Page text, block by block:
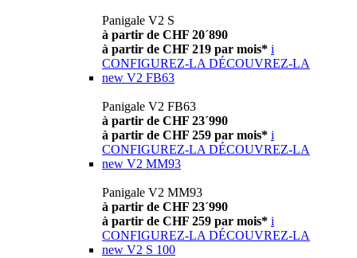
Panigale V2 S
à partir de CHF 20´890
à partir de CHF 219 par mois* i
CONFIGUREZ-LA DÉCOUVREZ-LA
new V2 FB63
Panigale V2 FB63
à partir de CHF 23´990
à partir de CHF 259 par mois* i
CONFIGUREZ-LA DÉCOUVREZ-LA
new V2 MM93
Panigale V2 MM93
à partir de CHF 23´990
à partir de CHF 259 par mois* i
CONFIGUREZ-LA DÉCOUVREZ-LA
new V2 S 100